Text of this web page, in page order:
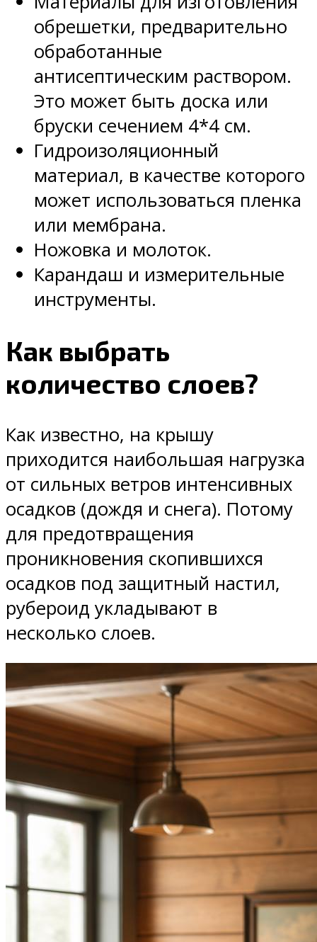
обрешетки, предварительно
обработанные
антисептическим раствором.
Это может быть доска или
бруски сечением 4*4 см.
Гидроизоляционный
материал, в качестве которого
может использоваться пленка
или мембрана.
Ножовка и молоток.
Карандаш и измерительные
инструменты.
Как выбрать
количество слоев?
Как известно, на крышу
приходится наибольшая нагрузка
от сильных ветров интенсивных
осадков (дождя и снега). Потому
для предотвращения
проникновения скопившихся
осадков под защитный настил,
рубероид укладывают в
несколько слоев.